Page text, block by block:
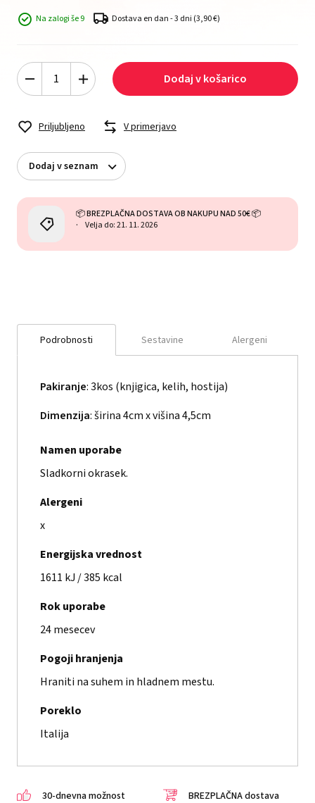
Na zalogi še 9 Dostava en dan - 3 dni (3,90 €)
Dodaj v košarico
Priljubljeno V primerjavo
Dodaj v seznam
📦 BREZPLAČNA DOSTAVA OB NAKUPU NAD 50€ 📦
Velja do: 21. 11. 2026
Podrobnosti Sestavine Alergeni
Pakiranje: 3kos (knjigica, kelih, hostija)
Dimenzija: širina 4cm x višina 4,5cm
Namen uporabe
Sladkorni okrasek.
Alergeni
x
Energijska vrednost
1611 kJ / 385 kcal
Rok uporabe
24 mesecev
Pogoji hranjenja
Hraniti na suhem in hladnem mestu.
Poreklo
Italija
30-dnevna možnost BREZPLAČNA dostava